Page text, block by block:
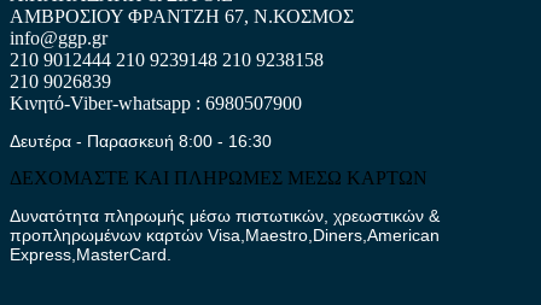
ΑΜΒΡΟΣΙΟΥ ΦΡΑΝΤΖΗ 67, Ν.ΚΟΣΜΟΣ
info@ggp.gr
210 9012444 210 9239148 210 9238158
210 9026839
Κινητό-Viber-whatsapp : 6980507900
Δευτέρα - Παρασκευή 8:00 - 16:30
ΔΕΧΟΜΑΣΤΕ ΚΑΙ ΠΛΗΡΩΜΕΣ ΜΕΣΩ ΚΑΡΤΩΝ
Δυνατότητα πληρωμής μέσω πιστωτικών, χρεωστικών &
προπληρωμένων καρτών Visa,Maestro,Diners,American
Express,MasterCard.